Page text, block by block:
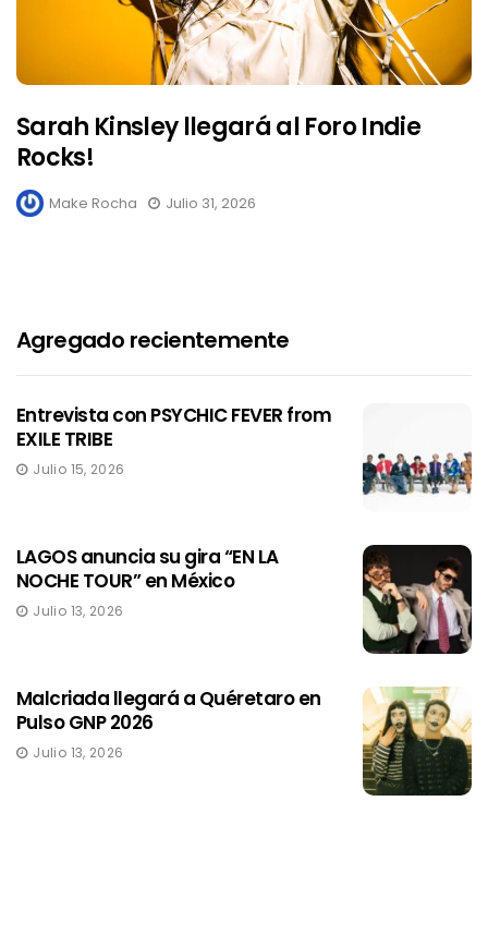
Sarah Kinsley llegará al Foro Indie
Rocks!
Make Rocha Julio 31, 2026
Agregado recientemente
Entrevista con PSYCHIC FEVER from
EXILE TRIBE
Julio 15, 2026
LAGOS anuncia su gira “EN LA
NOCHE TOUR” en México
Julio 13, 2026
Malcriada llegará a Quéretaro en
Pulso GNP 2026
Julio 13, 2026